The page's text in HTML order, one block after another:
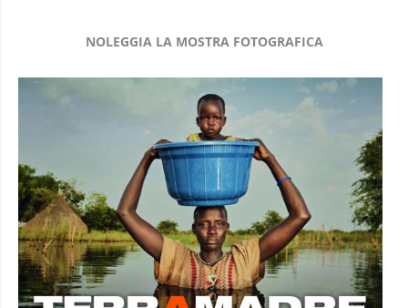
NOLEGGIA LA MOSTRA FOTOGRAFICA